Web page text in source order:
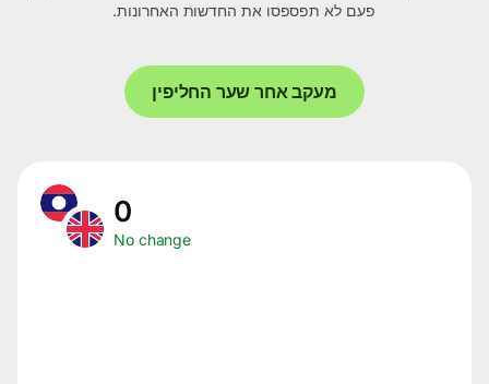
פעם לא תפספסו את החדשות האחרונות.
מעקב אחר שער החליפין
No change